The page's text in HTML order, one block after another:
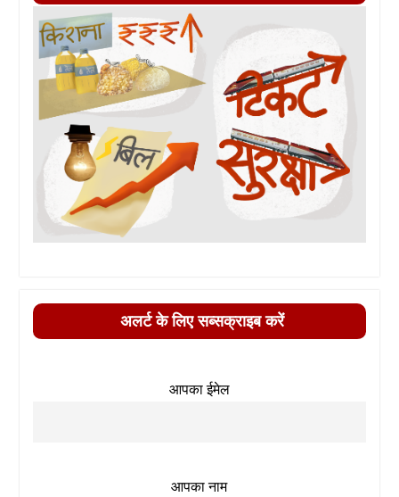
अलर्ट के लिए सब्सक्राइब करें
आपका ईमेल
आपका नाम